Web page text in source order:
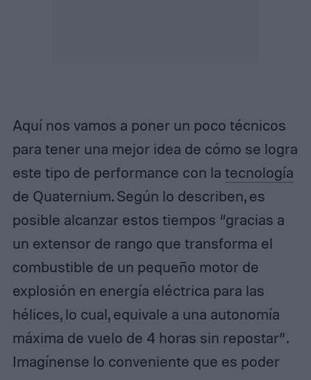
Aquí nos vamos a poner un poco técnicos
para tener una mejor idea de cómo se logra
este tipo de performance con la tecnología
de Quaternium. Según lo describen, es
posible alcanzar estos tiempos “gracias a
un extensor de rango que transforma el
combustible de un pequeño motor de
explosión en energía eléctrica para las
hélices, lo cual, equivale a una autonomía
máxima de vuelo de 4 horas sin repostar”.
Imagínense lo conveniente que es poder